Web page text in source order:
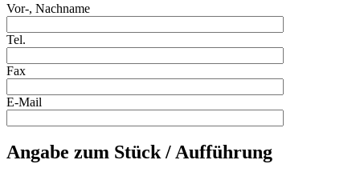
Vor-, Nachname
Tel.
Fax
E-Mail
Angabe zum Stück / Aufführung